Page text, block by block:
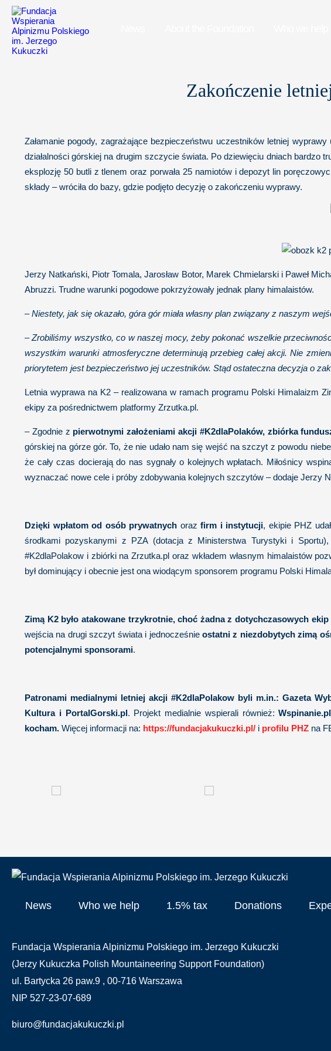
Zakończenie
Załamanie pogody, zagrażające bezpieczeństwu uczestników letniej
działalności górskiej na drugim szczycie świata. Po dziewięciu dniach bardzo
eksplozję 50 butli z tlenem oraz porwała 25 namiotów i depozyt lin
składy – wróciła do bazy, gdzie podjęto decyzję o zakończeniu wyprawy.
Jerzy Natkański, Piotr Tomala, Jarosław Botor, Marek Chmielarski i Paweł
Abruzzi. Trudne warunki pogodowe pokrzyżowały jednak plany himalaistów.
–Niestety, jak się okazało, góra gór miała własny plan związany z naszym
– Zrobiliśmy wszystko, co w naszej mocy, żeby pokonać wszelkie
wszystkim warunki atmosferyczne determinują przebieg całej akcji. Nie
priorytetem jest bezpieczeństwo jej uczestników. Stąd ostateczna decyzja o
Letnia wyprawa na K2 – realizowana w ramach programu Polski Himalaizm
ekipy za pośrednictwem platformy Zrzutka.pl.
– Zgodnie z pierwotnymi założeniami akcji #K2dlaPolaków, zbiórka
górskiej na górze gór. To, że nie udało nam się wejść na szczyt z powodu
że cały czas docierają do nas sygnały o kolejnych wpłatach. Miłośnicy
wyznaczać nowe cele i próby zdobywania kolejnych szczytów – dodaje Jerzy
Dzięki wpłatom od osób prywatnych oraz firm i instytucji, ekipie PHZ
środkami pozyskanymi z PZA (dotacja z Ministerstwa Turystyki i
#K2dlaPolakow i zbiórki na Zrzutka.pl oraz wkładem własnym himalaistów
był dominujący i obecnie jest ona wiodącym sponsorem programu Polski
Zimą K2 było atakowane trzykrotnie, choć żadna z dotychczasowych
wejścia na drugi szczyt świata i jednocześnieostatni z niezdobytych zimą
potencjalnymi sponsorami.
Patronami medialnymi letniej akcji #K2dlaPolakow byli m.in.: Gazeta
Kultura i PortalGorski.pl. Projekt medialnie wspierali również:
kocham. Więcej informacji na: https://fundacjakukuczki.pl/ i profilu PHZ na
News Who we help 1.5% tax Donations
Fundacja Wspierania Alpinizmu Polskiego im. Jerzego Kukuczki
(Jerzy Kukuczka Polish Mountaineering Support Foundation)
ul. Bartycka 26 paw.9 , 00-716 Warszawa
NIP 527-23-07-689
biuro@fundacjakukuczki.pl